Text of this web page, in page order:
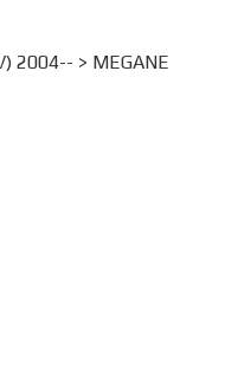
2004-- > MEGANE